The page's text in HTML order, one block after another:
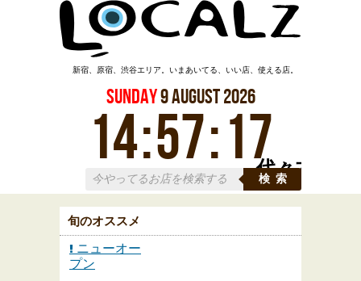
代々木
新宿、原宿、渋谷エリア。いまあいてる、いい店、使える店。
Sunday9August2026
14:57:17
検索
旬のオススメ
ニューオー
プン